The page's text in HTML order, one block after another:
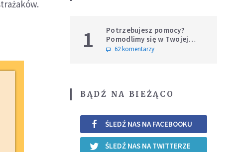
1
Potrzebujesz pomocy?
Pomodlimy się w Twojej
intencji
62 komentarzy
BĄDŹ NA BIEŻĄCO
ŚLEDŹ NAS NA FACEBOOKU
ŚLEDŹ NAS NA TWITTERZE